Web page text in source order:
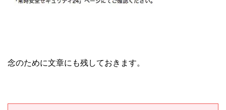
念のために文章にも残しておきます。